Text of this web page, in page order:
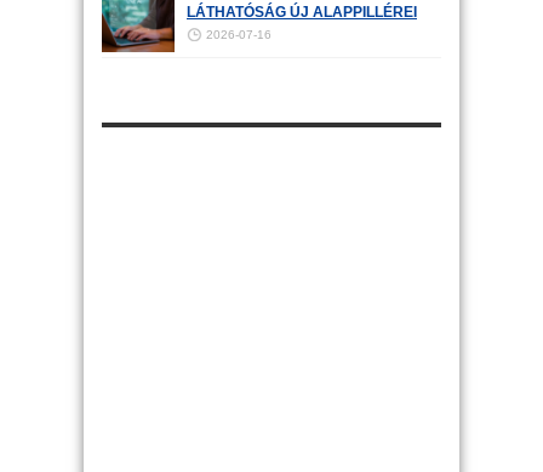
LÁTHATÓSÁG ÚJ ALAPPILLÉREI
2026-07-16